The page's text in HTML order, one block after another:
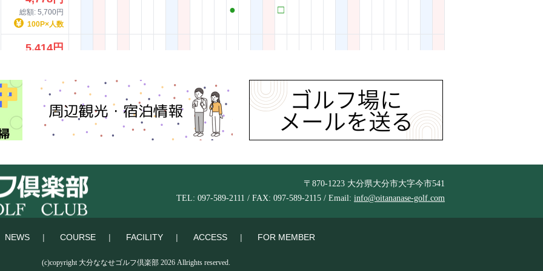
〒870-1223 大分県大分市大字今市541
TEL: 097-589-2111 / FAX: 097-589-2115 / Email: info@oitananase-golf.com
NEWS COURSE FACILITY ACCESS FOR MEMBER
(c)copyright 大分ななせゴルフ倶楽部 2026 Allrights reserved.